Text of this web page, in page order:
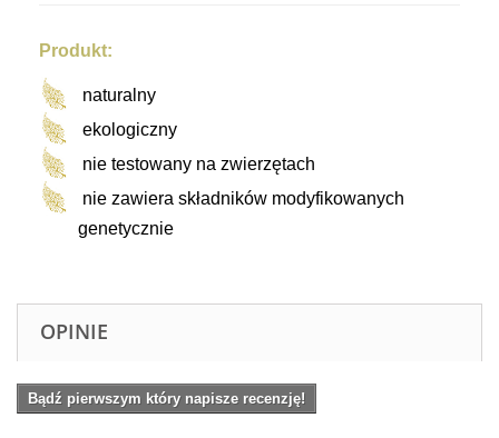
Produkt:
naturalny
ekologiczny
nie testowany na zwierzętach
nie zawiera składników modyfikowanych
genetycznie
OPINIE
Bądź pierwszym który napisze recenzję!